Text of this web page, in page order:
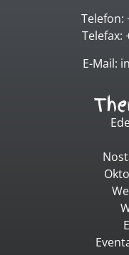
Telefon:
Telefax:
E-Mail: